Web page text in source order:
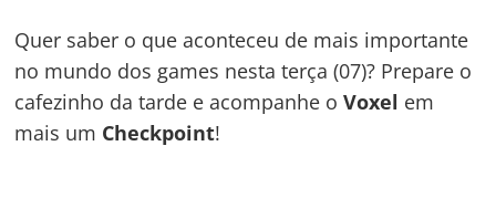
Quer saber o que aconteceu de mais importante
no mundo dos games nesta terça (07)? Prepare o
cafezinho da tarde e acompanhe oVoxel em
mais um Checkpoint!